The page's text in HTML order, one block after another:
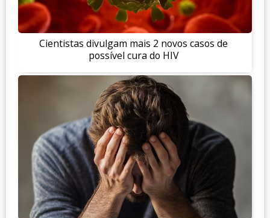
Cientistas divulgam mais 2 novos casos de
possível cura do HIV